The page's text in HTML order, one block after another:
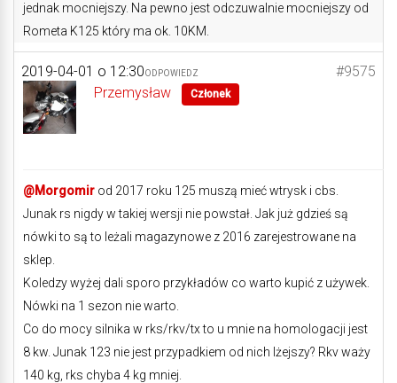
jednak mocniejszy. Na pewno jest odczuwalnie mocniejszy od
Rometa K125 który ma ok. 10KM.
2019-04-01 o 12:30 #9575
ODPOWIEDZ
Przemysław Członek
@Morgomir od 2017 roku 125 muszą mieć wtrysk i cbs.
Junak rs nigdy w takiej wersji nie powstał. Jak już gdzieś są
nówki to są to leżali magazynowe z 2016 zarejestrowane na
sklep.
Koledzy wyżej dali sporo przykładów co warto kupić z używek.
Nówki na 1 sezon nie warto.
Co do mocy silnika w rks/rkv/tx to u mnie na homologacji jest
8 kw. Junak 123 nie jest przypadkiem od nich lżejszy? Rkv waży
140 kg, rks chyba 4 kg mniej.